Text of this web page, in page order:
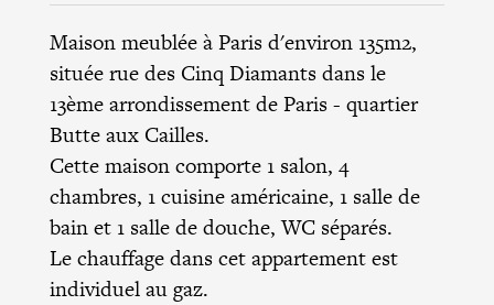
Maison meublée à Paris d'environ 135m2,
située rue des Cinq Diamants dans le
13ème arrondissement de Paris- quartier
Butte aux Cailles.
Cette maison comporte 1 salon, 4
chambres, 1 cuisine américaine, 1 salle de
bain et 1 salle de douche, WC séparés.
Le chauffage dans cet appartement est
individuel au gaz.